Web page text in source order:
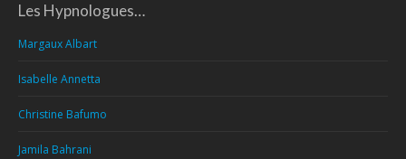
Les Hypnologues…
Margaux Albart
Isabelle Annetta
Christine Bafumo
Jamila Bahrani